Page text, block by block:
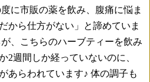
に市販の薬を飲み、腹痛に悩ま
から仕方がない」と諦めていま
、こちらのハーブティーを飲み
2週間しか経っていないのに、
あらわれています♪ 体の調子も